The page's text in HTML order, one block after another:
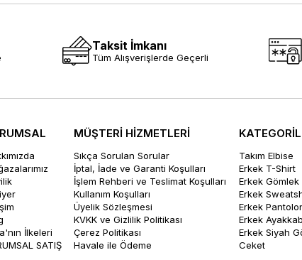
Taksit İmkanı
Tüm Alışverişlerde Geçerli
İlkeleri
SATIŞ
MÜŞTERİ HİZMETLERİ
Sıkça Sorulan Sorular
İptal, İade ve Garanti Koşulları
İşlem Rehberi ve Teslimat Koşulları
Kullanım Koşulları
Üyelik Sözleşmesi
KVKK ve Gizlilik Politikası
Çerez Politikası
Havale ile Ödeme
Takım Elbise
Erkek T-Shirt
Erkek Gömlek
Erkek
Erkek
Erkek
Erkek Siyah
Ceket